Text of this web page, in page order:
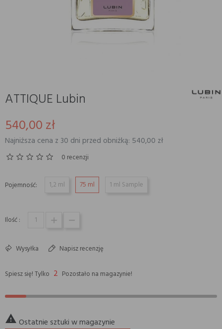
ATTIQUE Lubin
540,00 zł
Najniższa cena z 30 dni przed obniżką: 540,00 zł
0 recenzji
Pojemność: 1,2 ml 75 ml 1 ml Sample
Ilość :
Wysyłka Napisz recenzję
Spiesz się! Tylko 2 Pozostało na magazynie!
 Ostatnie sztuki w magazynie